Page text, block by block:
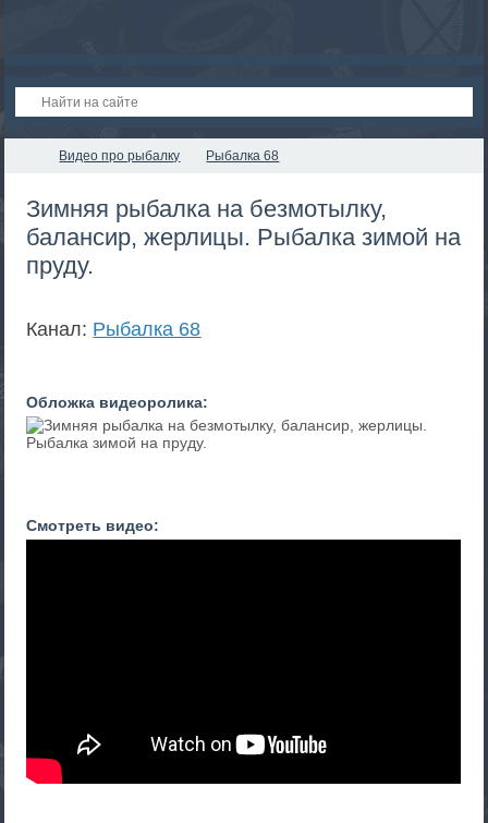
Видео про рыбалку Рыбалка 68
Зимняя рыбалка на безмотылку,
балансир, жерлицы. Рыбалка зимой на
пруду.
Канал: Рыбалка 68
Обложка видеоролика:
Смотреть видео: